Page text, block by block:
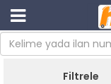
Filtrele